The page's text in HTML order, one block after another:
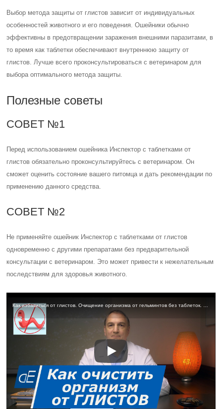
Выбор метода защиты от глистов зависит от индивидуальных
особенностей животного и его поведения. Ошейники обычно
эффективны в предотвращении заражения внешними паразитами, в
то время как таблетки обеспечивают внутреннюю защиту от
глистов. Лучше всего проконсультироваться с ветеринаром для
выбора оптимального метода защиты.
Полезные советы
СОВЕТ №1
Перед использованием ошейника Инспектор с таблетками от
глистов обязательно проконсультируйтесь с ветеринаром. Он
сможет оценить состояние вашего питомца и дать рекомендации по
применению данного средства.
СОВЕТ №2
Не применяйте ошейник Инспектор с таблетками от глистов
одновременно с другими препаратами без предварительной
консультации с ветеринаром. Это может привести к нежелательным
последствиям для здоровья животного.